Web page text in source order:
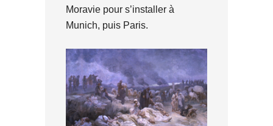
Moravie pour s’installer à
Munich, puis Paris.